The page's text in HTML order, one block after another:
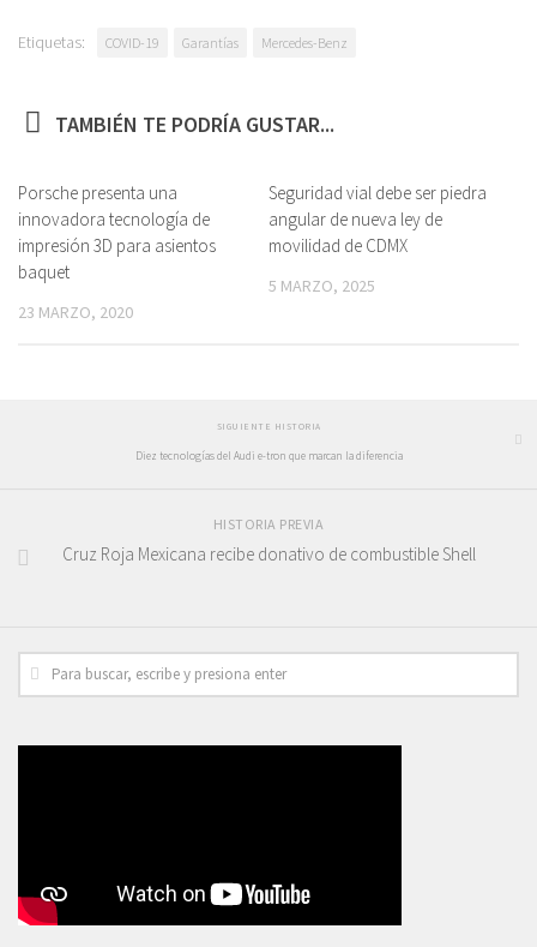
Etiquetas: COVID-19 Garantías Mercedes-Benz
TAMBIÉN TE PODRÍA GUSTAR...
Porsche presenta una
innovadora tecnología de
impresión 3D para asientos
baquet
23 MARZO, 2020
Seguridad vial debe ser piedra
angular de nueva ley de
movilidad de CDMX
5 MARZO, 2025
SIGUIENTE HISTORIA
Diez tecnologías del Audi e-tron que marcan la diferencia
HISTORIA PREVIA
Cruz Roja Mexicana recibe donativo de combustible Shell